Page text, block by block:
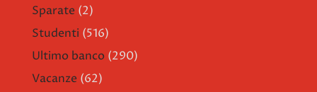
Sparate (2)
Studenti (516)
Ultimo banco (290)
Vacanze (62)